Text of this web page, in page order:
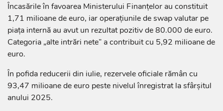
Încasările în favoarea Ministerului Finanțelor au constituit
1,71 milioane de euro, iar operațiunile de swap valutar pe
piața internă au avut un rezultat pozitiv de 80.000 de euro.
Categoria „alte intrări nete” a contribuit cu 5,92 milioane de
euro.
În pofida reducerii din iulie, rezervele oficiale rămân cu
93,47 milioane de euro peste nivelul înregistrat la sfârșitul
anului 2025.